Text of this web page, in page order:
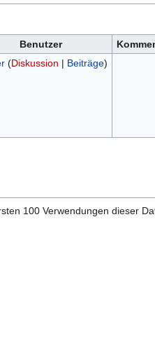
Benutzer
(Diskussion | Beiträge)
100 Verwendungen dieser